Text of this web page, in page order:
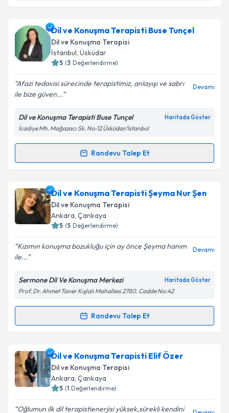
Takvim Talebini Gönder
Prof. Dr. Bülent Gündüziçin randevu takvimi talebi
oluşturun. Size bu uzmandan randevu almanız için bir
takvim hazırlandığında e-posta ile bilgilendireceğiz.
Kişisel verilerimin işlenmesine ilişkin
Aydınlatma
Metni'ni okudum ve kişisel verilerimin belirtilen
kapsamda işlenmesini kabul ediyorum.
Dil ve Konuşma Terapisti Buse Tunçel
Dil ve Konuşma Terapisi
İstanbul, Üsküdar
5 (3 Değerlendirme)
Afazi tedavisi sürecinde terapistimiz, anlayışı ve sabrı
ile bize güven...
Devamı
Dil ve Konuşma Terapisti Buse Tunçel Haritada Göster
İcadiye Mh. Mağazacı Sk. No:12 Üsküdar/İstanbul
Randevu Talep Et
Randevu Takvimi Talebi
Dil ve Konuşma Terapisti Buse Tunçeliçin randevu
takvimi talebi oluşturun. Size bu uzmandan randevu
almanız için bir takvim hazırlandığında e-posta ile
bilgilendireceğiz.
E-posta Adresiniz
Kişisel verilerimin işlenmesine ilişkinAydınlatma
Metni'ni okudum ve kişisel verilerimin belirtilen
kapsamda işlenmesini kabul ediyorum.
Dil ve Konuşma Terapisti Şeyma Nur Şen
Dil ve Konuşma Terapisi
Ankara, Çankaya
5 (5 Değerlendirme)
Kızımın konuşma bozukluğu için ay önce Şeyma hanım
ile...
Devamı
Sermone Dil Ve Konuşma Merkezi Haritada Göster
Prof. Dr. Ahmet Taner Kışlalı Mahallesi 2780. Cadde No:42
Randevu Talep Et
Randevu Takvimi Talebi
Dil ve Konuşma Terapisti Şeyma Nur Şeniçin
randevu takvimi talebi oluşturun. Size bu uzmandan
randevu almanız için bir takvim hazırlandığında e-
posta ile bilgilendireceğiz.
E-posta Adresiniz
Dil ve Konuşma Terapisti Elif Özer
Dil ve Konuşma Terapisi
Ankara, Çankaya
5 (1 Değerlendirme)
Oğlumun ilk dil terapistienerjisi yüksek,sürekli kendini